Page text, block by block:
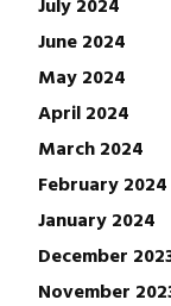
June 2024
May 2024
April 2024
March 2024
February 2024
January 2024
December
November